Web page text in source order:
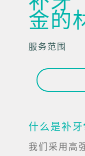
金的
服务范围
什么是补牙
我们采用高